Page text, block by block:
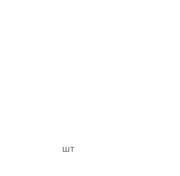
шт